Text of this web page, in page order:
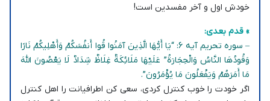
خودش اول و آخر مفسدین است!
» قدم بعدی:
– سوره تحریم آیه 6: “يَا أَيُّهَا الَّذِينَ آمَنُوا قُوا أَنفُسَكُمْ وَأَهْلِيكُمْ نَارًا
وَقُودُهَا النَّاسُ وَالْحِجَارَةُ” عَلَيْهَا مَلَائِكَةٌ غِلَاظٌ شِدَادٌ لَا يَعْصُونَ اللَّهَ
مَا أَمَرَهُمْ وَيَفْعَلُونَ مَا يُؤْمَرُونَ”.
اگر خودت را خوب کنترل کردی، سعی کن اطرافیانت را اهل کنترل